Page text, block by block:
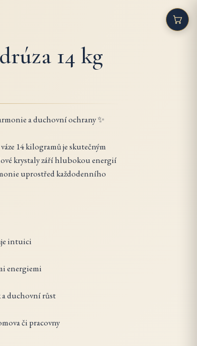
14 kg
a duchovní ochrany ✨
14 kilogramů je skutečným
krystaly září hlubokou energií
uprostřed každodenního
intuici
energiemi
duchovní růst
či pracovny